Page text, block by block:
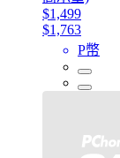
$1,499
$1,763
P幣